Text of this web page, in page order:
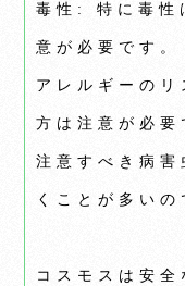
毒性: 特に毒性
意が必要です。
アレルギーの
方は注意が必要
注意すべき病
くことが多い
コスモスは安